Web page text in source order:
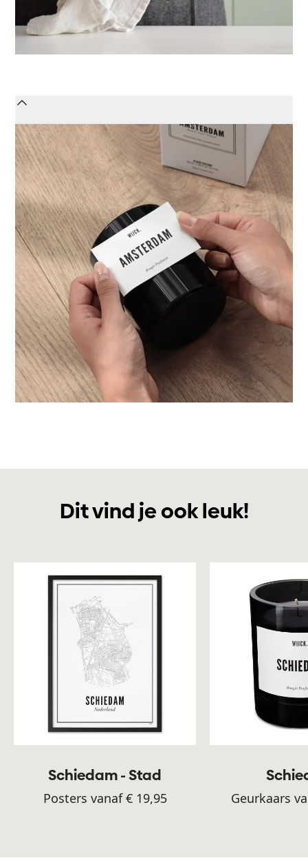
Dit vind je ook leuk!
Schiedam - Stad
Posters vanaf € 19,95 Geurkaars